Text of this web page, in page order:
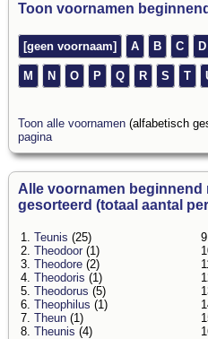
Toon voornamen
[geen voornaam] A B C D
M N O P Q R S T
Toon alle voornamen (alfabetisch
pagina
Alle voornamen beginnend
gesorteerd (totaal aantal
1. Teunis (25)
2. Theodoor (1)
3. Theodore (2)
4. Theodoris (1)
5. Theodorus (5)
6. Theophilus (1)
7. Theun (1)
8. Theunis (4)
9.